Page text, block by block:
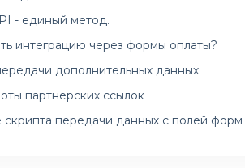
- единый метод.
интеграцию через формы оплаты?
дополнительных данных
партнерских ссылок
скрипта передачи данных с полей форм